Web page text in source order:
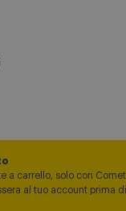
a carrello, solo con Comet
al tuo account prima di